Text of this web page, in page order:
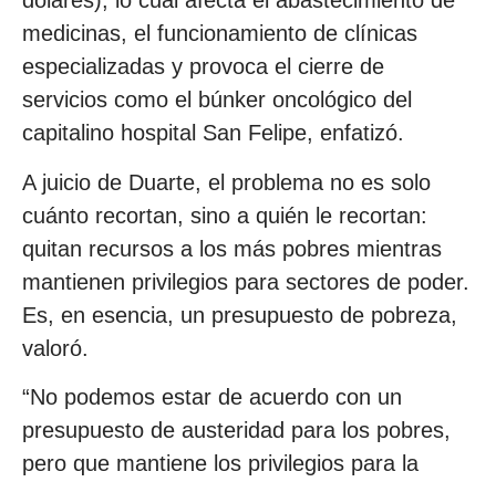
medicinas, el funcionamiento de clínicas
especializadas y provoca el cierre de
servicios como el búnker oncológico del
capitalino hospital San Felipe, enfatizó.
A juicio de Duarte, el problema no es solo
cuánto recortan, sino a quién le recortan:
quitan recursos a los más pobres mientras
mantienen privilegios para sectores de poder.
Es, en esencia, un presupuesto de pobreza,
valoró.
“No podemos estar de acuerdo con un
presupuesto de austeridad para los pobres,
pero que mantiene los privilegios para la